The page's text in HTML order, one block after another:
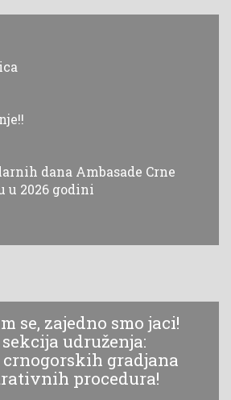
dana Ambasade Crne
u 2026 godini
se, zajedno smo jaci!
udruženja:
gradjana
procedura!